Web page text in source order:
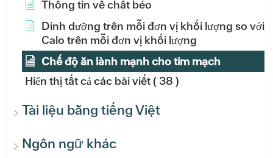
Thông tin về chất béo
Dinh dưỡng trên mỗi đơn vị khối lượng so với
Calo trên mỗi đơn vị khối lượng
Chế độ ăn lành mạnh cho tim mạch
Hiển thị tất cả các bài viết( 38 )
Tài liệu bằng tiếng Việt
Ngôn ngữ khác